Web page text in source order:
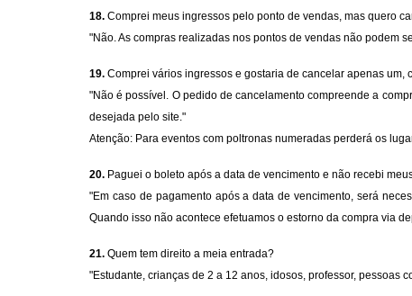
18. Comprei meus ingressos pelo ponto de vendas, mas quero
"Não. As compras realizadas nos pontos de vendas não podem
19. Comprei vários ingressos e gostaria de cancelar apenas um,
"Não é possível. O pedido de cancelamento compreende a
desejada pelo site."
Atenção: Para eventos com poltronas numeradas perderá os
20. Paguei o boleto após a data de vencimento e não recebi
"Em caso de pagamento após a data de vencimento, será
Quando isso não acontece efetuamos o estorno da compra via
21. Quem tem direito a meia entrada?
"Estudante, crianças de 2 a 12 anos, idosos, professor, pessoas